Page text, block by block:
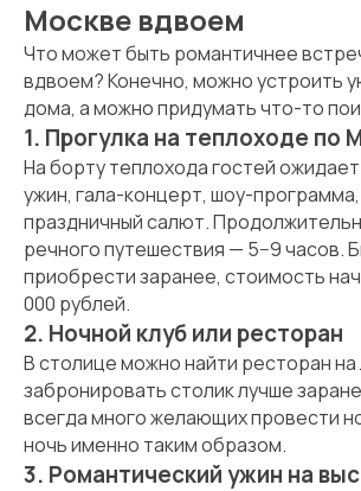
Москве вдвоем
Что может быть романтичнее
вдвоем? Конечно, можно устроить
дома, а можно придумать что-то
1. Прогулка на теплоходе по
На борту теплохода гостей
ужин, гала-концерт, шоу-
праздничный салют.
речного путешествия — 5−9 часов.
приобрести заранее, стоимость
000 рублей.
2. Ночной клуб или ресторан
В столице можно найти ресторан на
забронировать столик лучше
всегда много желающих провести
ночь именно таким образом.
3. Романтический ужин на